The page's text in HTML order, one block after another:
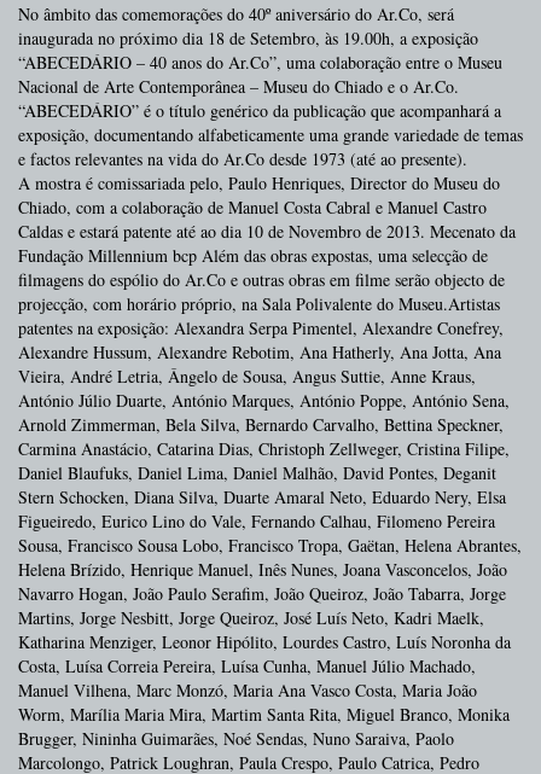
No âmbito das comemorações do 40º aniversário do Ar.Co, será
inaugurada no próximo dia 18 de Setembro, às 19.00h, a exposição
“ABECEDÁRIO – 40 anos do Ar.Co”, uma colaboração entre o Museu
Nacional de Arte Contemporânea – Museu do Chiado e o Ar.Co.
“ABECEDÁRIO” é o título genérico da publicação que acompanhará a
exposição, documentando alfabeticamente uma grande variedade de temas
e factos relevantes na vida do Ar.Co desde 1973 (até ao presente).
A mostra é comissariada pelo, Paulo Henriques, Director do Museu do
Chiado, com a colaboração de Manuel Costa Cabral e Manuel Castro
Caldas e estará patente até ao dia 10 de Novembro de 2013. Mecenato da
Fundação Millennium bcp Além das obras expostas, uma selecção de
filmagens do espólio do Ar.Co e outras obras em filme serão objecto de
projecção, com horário próprio, na Sala Polivalente do Museu.Artistas
patentes na exposição: Alexandra Serpa Pimentel, Alexandre Conefrey,
Alexandre Hussum, Alexandre Rebotim, Ana Hatherly, Ana Jotta, Ana
Vieira, André Letria, Ângelo de Sousa, Angus Suttie, Anne Kraus,
António Júlio Duarte, António Marques, António Poppe, António Sena,
Arnold Zimmerman, Bela Silva, Bernardo Carvalho, Bettina Speckner,
Carmina Anastácio, Catarina Dias, Christoph Zellweger, Cristina Filipe,
Daniel Blaufuks, Daniel Lima, Daniel Malhão, David Pontes, Deganit
Stern Schocken, Diana Silva, Duarte Amaral Neto, Eduardo Nery, Elsa
Figueiredo, Eurico Lino do Vale, Fernando Calhau, Filomeno Pereira
Sousa, Francisco Sousa Lobo, Francisco Tropa, Gaëtan, Helena Abrantes,
Helena Brízido, Henrique Manuel, Inês Nunes, Joana Vasconcelos, João
Navarro Hogan, João Paulo Serafim, João Queiroz, João Tabarra, Jorge
Martins, Jorge Nesbitt, Jorge Queiroz, José Luís Neto, Kadri Maelk,
Katharina Menziger, Leonor Hipólito, Lourdes Castro, Luís Noronha da
Costa, Luísa Correia Pereira, Luísa Cunha, Manuel Júlio Machado,
Manuel Vilhena, Marc Monzó, Maria Ana Vasco Costa, Maria João
Worm, Marília Maria Mira, Martim Santa Rita, Miguel Branco, Monika
Brugger, Nininha Guimarães, Noé Sendas, Nuno Saraiva, Paolo
Marcolongo, Patrick Loughran, Paula Crespo, Paulo Catrica, Pedro